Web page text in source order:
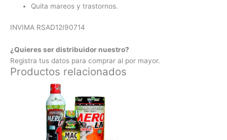
Quita mareos y trastornos.
INVIMA RSAD12I90714
¿Quieres ser distribuidor nuestro?
Registra tus datos para comprar al por mayor.
Productos relacionados